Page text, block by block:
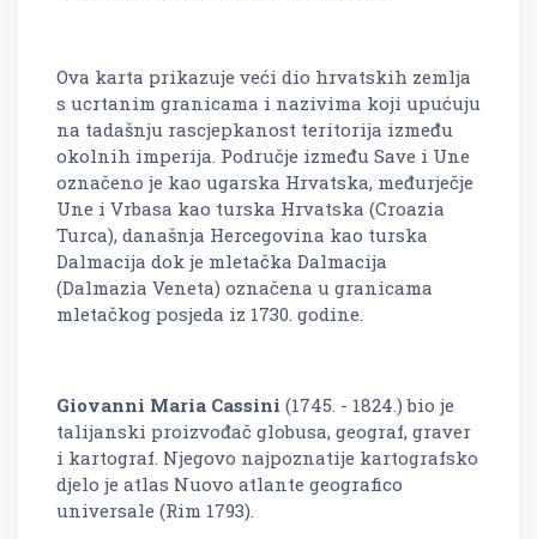
Ova karta prikazuje veći dio hrvatskih zemlja
s ucrtanim granicama i nazivima koji upućuju
na tadašnju rascjepkanost teritorija između
okolnih imperija. Područje između Save i Une
označeno je kao ugarska Hrvatska, međurječje
Une i Vrbasa kao turska Hrvatska (Croazia
Turca), današnja Hercegovina kao turska
Dalmacija dok je mletačka Dalmacija
(Dalmazia Veneta) označena u granicama
mletačkog posjeda iz 1730. godine.
Giovanni Maria Cassini (1745. - 1824.) bio je
talijanski proizvođač globusa, geograf, graver
i kartograf. Njegovo najpoznatije kartografsko
djelo je atlas Nuovo atlante geografico
universale (Rim 1793).